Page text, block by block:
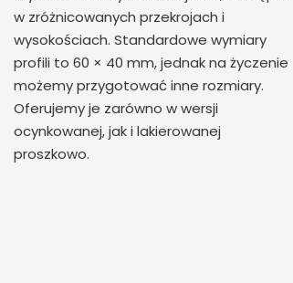
w zróżnicowanych przekrojach i
wysokościach. Standardowe wymiary
profili to 60 × 40 mm, jednak na życzenie
możemy przygotować inne rozmiary.
Oferujemy je zarówno w wersji
ocynkowanej, jak i lakierowanej
proszkowo.